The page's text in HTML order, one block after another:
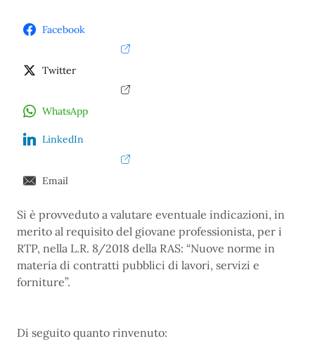
Facebook
Twitter
WhatsApp
LinkedIn
Email
Si è provveduto a valutare eventuale indicazioni, in
merito al requisito del giovane professionista, per i
RTP, nella L.R. 8/2018 della RAS: “Nuove norme in
materia di contratti pubblici di lavori, servizi e
forniture”.
Di seguito quanto rinvenuto: